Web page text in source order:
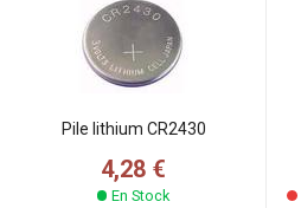
Pile lithium CR2430
4,28 €
En Stock